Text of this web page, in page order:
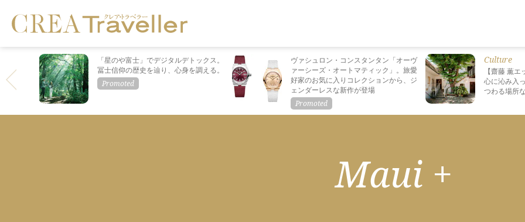
「星のや富士」でデジタルデトックス。
冨士信仰の歴史を辿り、心身を調える。
ヴァシュロン・コンスタンタン「オーヴ
ァーシーズ・オートマティック」。旅愛
好家のお気に入りコレクションから、ジ
ェンダーレスな新作が登場
Culture
【齋藤 薫
心に沁み入
つわる場所
Maui +